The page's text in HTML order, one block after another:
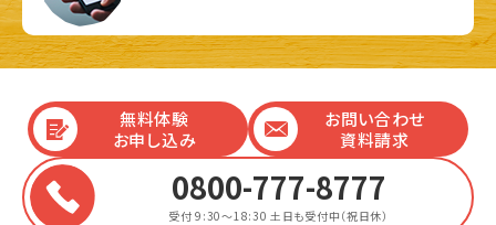
無料体験
お申し込み
お問い合わせ
資料請求
0800-777-8777
受付 9:30～18:30 土日も受付中（祝日休）